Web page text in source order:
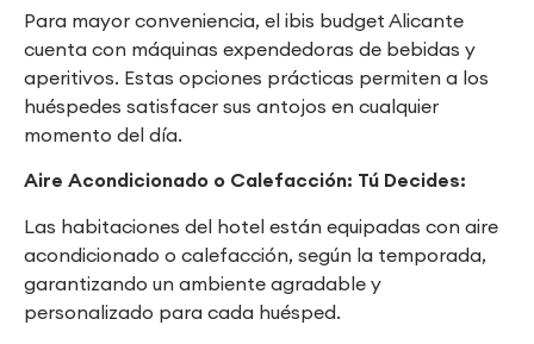
Para mayor conveniencia, el ibis budget Alicante
cuenta con máquinas expendedoras de bebidas y
aperitivos. Estas opciones prácticas permiten a los
huéspedes satisfacer sus antojos en cualquier
momento del día.
Aire Acondicionado o Calefacción: Tú Decides:
Las habitaciones del hotel están equipadas con aire
acondicionado o calefacción, según la temporada,
garantizando un ambiente agradable y
personalizado para cada huésped.